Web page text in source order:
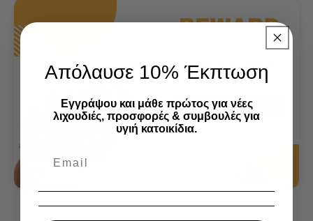
Απόλαυσε 10% Έκπτωση
Εγγράψου και μάθε πρώτος για νέες
λιχουδιές, προσφορές & συμβουλές για
υγιή κατοικίδια.